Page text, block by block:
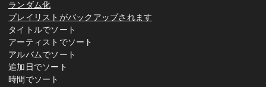
ランダム化
プレイリストがバックアップされます
タイトルでソート
アーティストでソート
アルバムでソート
追加日でソート
時間でソート